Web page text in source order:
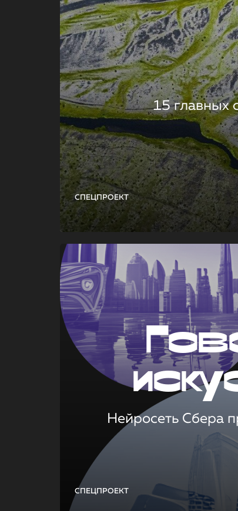
СПЕЦПРОЕКТ
15 главных
СПЕЦПРОЕКТ
Нейросеть Сбера